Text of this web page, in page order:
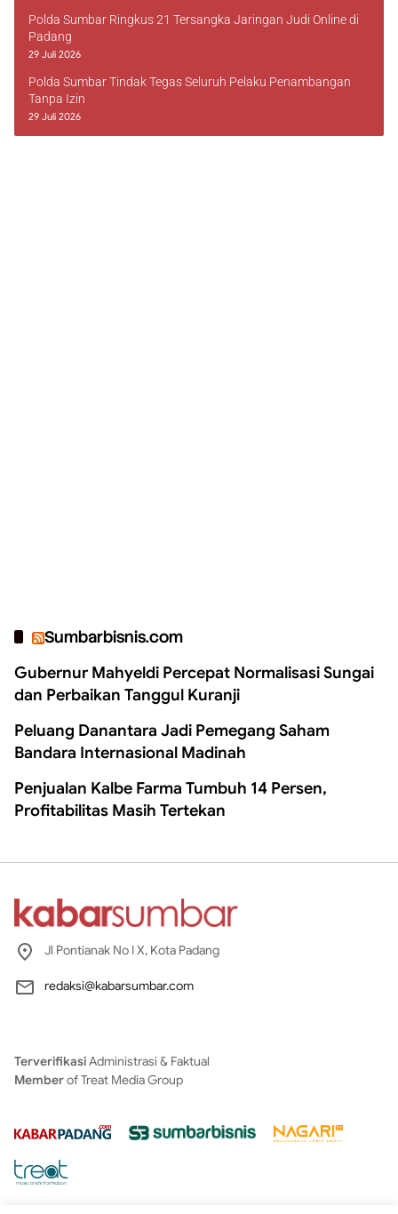
Polda Sumbar Ringkus 21 Tersangka Jaringan Judi Online di
Padang
29 Juli 2026
Polda Sumbar Tindak Tegas Seluruh Pelaku Penambangan
Tanpa Izin
29 Juli 2026
Sumbarbisnis.com
Gubernur Mahyeldi Percepat Normalisasi Sungai
dan Perbaikan Tanggul Kuranji
Peluang Danantara Jadi Pemegang Saham
Bandara Internasional Madinah
Penjualan Kalbe Farma Tumbuh 14 Persen,
Profitabilitas Masih Tertekan
Jl Pontianak No I X, Kota Padang
redaksi@kabarsumbar.com
TerverifikasiAdministrasi & Faktual
Memberof Treat Media Group